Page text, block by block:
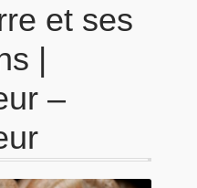
et ses
|
–